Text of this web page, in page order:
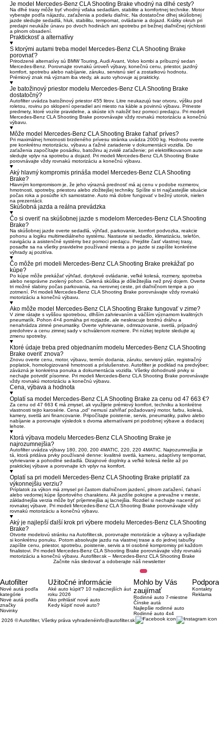
Je model Mercedes-Benz CLA Shooting Brake vhodný na dlhé cesty?
Na dlhé trasy môže byť vhodný vďaka sedadlám, stabilite a komfortnej technike. Motor
vyberajte podľa nájazdu, zaťaženia a podielu diaľnic. Na dostatočne dlhej skúšobnej
jazde sledujte sedadlá, hluk, stabilitu, tempomat, ovládanie a dojazd. Krátky okruh pri
predajni neukáže únavu po dvoch hodinách ani spotrebu pri bežnej diaľničnej rýchlosti
a plnom obsadení.
Praktickosť a alternatívy
S ktorými autami treba model Mercedes-Benz CLA Shooting Brake
porovnať?
Prirodzené alternatívy sú BMW Touring, Audi Avant, Volvo kombi a príbuzný sedan
Mercedes-Benz. Porovnajte rovnakú úroveň výbavy, konečnú cenu, priestor, jazdný
komfort, spotrebu alebo nabíjanie, záruku, servisnú sieť a zostatkovú hodnotu.
Prémiový znak má význam iba vtedy, ak auto vyhovuje aj prakticky.
Je batožinový priestor modelu Mercedes-Benz CLA Shooting Brake
dostatočný?
Autofilter uvádza batožinový priestor 455 litrov. Litre neukazujú tvar otvoru, výšku pod
roletou, rovinu po sklopení operadiel ani miesto na káble a povinnú výbavu. Prineste
predmety, ktoré vozíte pravidelne, a skúste ich naložiť bez pomoci predajcu. Pri modeli
Mercedes-Benz CLA Shooting Brake porovnávajte vždy rovnakú motorizáciu a konečnú
výbavu.
Môže model Mercedes-Benz CLA Shooting Brake ťahať príves?
Pri maximálnej hmotnosti brzdeného prívesu stránka uvádza 2000 kg. Hodnotu overte
pre konkrétnu motorizáciu, výbavu a ťažné zariadenie v dokumentácii vozidla. Do
zaťaženia započítajte posádku, batožinu aj zvislé zaťaženie; pri elektrifikovanom aute
sledujte vplyv na spotrebu a dojazd. Pri modeli Mercedes-Benz CLA Shooting Brake
porovnávajte vždy rovnakú motorizáciu a konečnú výbavu.
Aký hlavný kompromis prináša model Mercedes-Benz CLA Shooting
Brake?
Hlavným kompromisom je, že jeho výrazná prednosť má aj cenu v podobe rozmerov,
hmotnosti, spotreby, priestoru alebo zložitejšej techniky. Spíšte si tri najčastejšie situácie
počas roka a posúďte ich samostatne. Auto má dobre fungovať v bežný utorok, nielen
na prezentácii.
Skúšobná jazda a reálna prevádzka
Čo si overiť na skúšobnej jazde s modelom Mercedes-Benz CLA Shooting
Brake?
Na skúšobnej jazde overte sedadlá, výhľad, parkovanie, komfort podvozka, reakcie
pohonu a logiku multimediálneho systému. Nastavte si sedadlo, klimatizáciu, telefón,
navigáciu a asistenčné systémy bez pomoci predajcu. Prejdite časť vlastnej trasy,
posaďte sa na všetky pravidelne používané miesta a po jazde si zapíšte konkrétne
výhrady aj pozitíva.
Čo môže pri modeli Mercedes-Benz CLA Shooting Brake prekážať po
kúpe?
Po kúpe môže prekážať výhľad, dotykové ovládanie, veľké kolesá, rozmery, spotreba
alebo nesprávne zvolený pohon. Cielená skúška je dôležitejšia než prvý dojem. Overte
tri možné slabiny počas parkovania, na nerovnej ceste, pri diaľničnom tempe a po
zotmení. Pri modeli Mercedes-Benz CLA Shooting Brake porovnávajte vždy rovnakú
motorizáciu a konečnú výbavu.
Ako môže model Mercedes-Benz CLA Shooting Brake fungovať v zime?
V zime rátajte s vyššou spotrebou, dlhším zahrievaním a väčším významom kvalitných
pneumatík. Pohon 4×4 pomáha pri rozjazde, ale neskracuje brzdnú dráhu a
nenahrádza zimné pneumatiky. Overte vyhrievanie, odmrazovanie, svetlá, prípadný
predohrev a cenu zimnej sady v schválenom rozmere. Pri nízkej teplote sledujte aj
zmenu spotreby.
Ktoré údaje treba pred objednaním modelu Mercedes-Benz CLA Shooting
Brake overiť znova?
Znovu overte cenu, motor, výbavu, termín dodania, záruku, servisný plán, registračný
poplatok, homologizované hmotnosti a príslušenstvo. Autofilter je podklad na predvýber;
záväzná je konkrétna ponuka a dokumentácia vozidla. Všetky dohodnuté prvky si
nechajte potvrdiť písomne. Pri modeli Mercedes-Benz CLA Shooting Brake porovnávajte
vždy rovnakú motorizáciu a konečnú výbavu.
Cena, výbava a hodnota
Oplatí sa model Mercedes-Benz CLA Shooting Brake za cenu od 47 663 €?
Za cenu od 47 663 € má zmysel, ak využijete prémiový komfort, techniku a konkrétne
vlastnosti tejto karosérie. Cena „od“ nemusí zahŕňať požadovaný motor, farbu, kolesá,
kamery, svetlá ani financovanie. Pripočítajte poistenie, servis, pneumatiky, palivo alebo
nabíjanie a porovnajte výsledok s dvoma alternatívami pri podobnej výbave a dodacej
lehote.
Ktorá výbava modelu Mercedes-Benz CLA Shooting Brake je
najrozumnejšia?
Autofilter uvádza výbavy 180, 200, 200 4MATIC, 220, 220 4MATIC. Najrozumnejšia je
tá, ktorá pridáva prvky používané denne: kvalitné svetlá, kameru, adaptívny tempomat,
vyhrievanie a pohodlné sedadlá. Dizajnové doplnky a veľké kolesá riešte až po
praktickej výbave a porovnajte ich vplyv na komfort.
Oplatí sa pri modeli Mercedes-Benz CLA Shooting Brake priplatiť za
výkonnejšiu verziu?
Príplatok za výkon má zmysel pri častom diaľničnom jazdení, plnom zaťažení, ťahaní
alebo vedomej kúpe športového charakteru. Ak jazdíte pokojne a prevažne v meste,
základnejšia verzia môže byť príjemnejšia aj lacnejšia. Rozdiel si nechajte naceniť pri
rovnakej výbave. Pri modeli Mercedes-Benz CLA Shooting Brake porovnávajte vždy
rovnakú motorizáciu a konečnú výbavu.
Aký je najlepší ďalší krok pri výbere modelu Mercedes-Benz CLA Shooting
Brake?
Otvorte modelovú stránku na Autofilter.sk, porovnajte motorizácie a výbavy a vyžiadajte
si konkrétnu ponuku. Potom absolvujte jazdu na vlastnej trase a do jednej tabuľky
zapíšte cenu, priestor, spotrebu, poistenie, servis a tri osobné kompromisy pri každom
finalistovi. Pri modeli Mercedes-Benz CLA Shooting Brake porovnávajte vždy rovnakú
motorizáciu a konečnú výbavu. Autofilter.sk – Mercedes-Benz CLA Shooting Brake
Začnite nás sledovať a odoberajte náš newsletter
Autofilter
Nové autá podľa
kategórie
Nové autá podľa
značky
Novinky
Užitočné informácie
Aké auto kúpiť? 10 najlacnejších áut
roku 2026
Ako prihlásiť nové auto
Kedy kúpiť nové auto?
Mohlo by Vás
zaujímať
Rodinné auto 7-miestne
Čínske autá
Najlepšie rodinné auto
Rodinné auto 4x4
Podpora
Kontakty
Reklama
2026 © Autofilter, Všetky práva vyhradenéinfo@autofilter.sk